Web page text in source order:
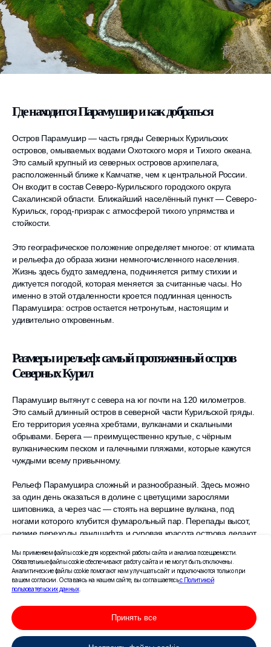
Где находится Парамушир и как добраться
Остров Парамушир — часть гряды Северных Курильских
островов, омываемых водами Охотского моря и Тихого океана.
Это самый крупный из северных островов архипелага,
расположенный ближе к Камчатке, чем к центральной России.
Он входит в состав Северо-Курильского городского округа
Сахалинской области. Ближайший населённый пункт — Северо-
Курильск, город-призрак с атмосферой тихого упрямства и
стойкости.
Это географическое положение определяет многое: от климата
и рельефа до образа жизни немногочисленного населения.
Жизнь здесь будто замедлена, подчиняется ритму стихии и
диктуется погодой, которая меняется за считанные часы. Но
именно в этой отдаленности кроется подлинная ценность
Парамушира: остров остается нетронутым, настоящим и
удивительно откровенным.
Размеры и рельеф: самый протяженный остров
Северных Курил
Парамушир вытянут с севера на юг почти на 120 километров.
Это самый длинный остров в северной части Курильской гряды.
Его территория усеяна хребтами, вулканами и скальными
обрывами. Берега — преимущественно крутые, с чёрным
вулканическим песком и галечными пляжами, которые кажутся
чуждыми всему привычному.
Рельеф Парамушира сложный и разнообразный. Здесь можно
за один день оказаться в долине с цветущими зарослями
шиповника, а через час — стоять на вершине вулкана, под
ногами которого клубится фумарольный пар. Перепады высот,
резкие переходы ландшафта и суровая красота острова делают
маршруты.
Вулканическое великолепие Парамушира
Парамушир — словно ожившая карта древнего атласа. Здесь
вулканизм не замер в прошлом, а продолжает писать хроники в
Мы применяем файлы cookie для корректной работы сайта и анализа посещаемости.
Обязательные файлы cookie обеспечивают работу сайта и не могут быть отключены.
Аналитические файлы cookie помогают нам улучшать сайт и подключаются только при
вашем согласии. Оставаясь на нашем сайте, вы соглашаетесьс Политикой
пользовательских данных.
Принять все